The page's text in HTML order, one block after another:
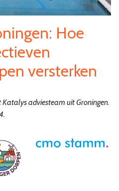
Hoe
versterken
adviesteam uit Groningen.